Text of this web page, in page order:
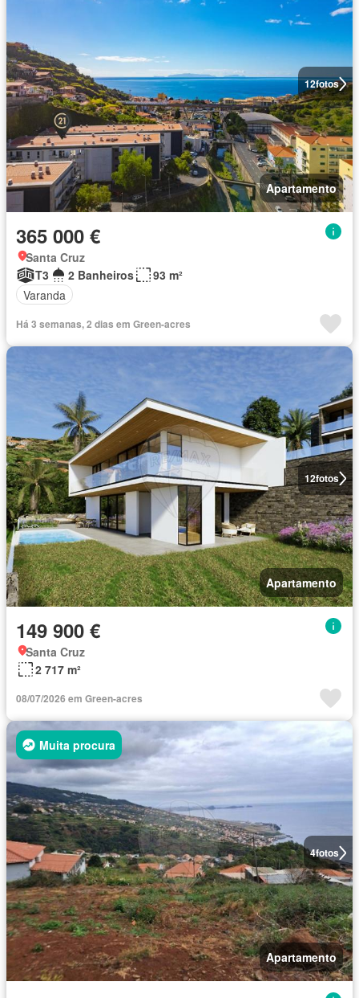
12fotos
Apartamento
365 000 €
Santa Cruz
T3
2 Banheiros
93 m²
Varanda
Há 3 semanas, 2 dias em Green-acres
12fotos
Apartamento
149 900 €
Santa Cruz
2 717 m²
08/07/2026 em Green-acres
4fotos
Muita procura
Apartamento